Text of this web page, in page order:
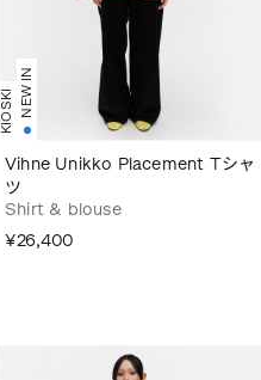
KIOSKI NEW IN
Vihne Unikko Placement Tシャ
ツ
Shirt & blouse
¥26,400